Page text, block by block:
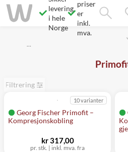
levering
i hele
Norge
priser
er
inkl.
mva.
…
Filtrering
Georg Fischer Primofit –
Kompresjonskobling
10 varianter
pr. stk. | inkl. mva. fra
kr 317,00
Savner du chatten?
Rett samtykke!